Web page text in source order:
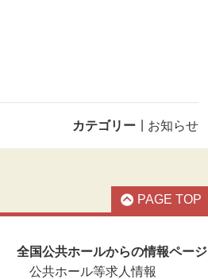
カテゴリー お知らせ
PAGE TOP
全国公共ホールからの情報ページ
公共ホール等求人情報